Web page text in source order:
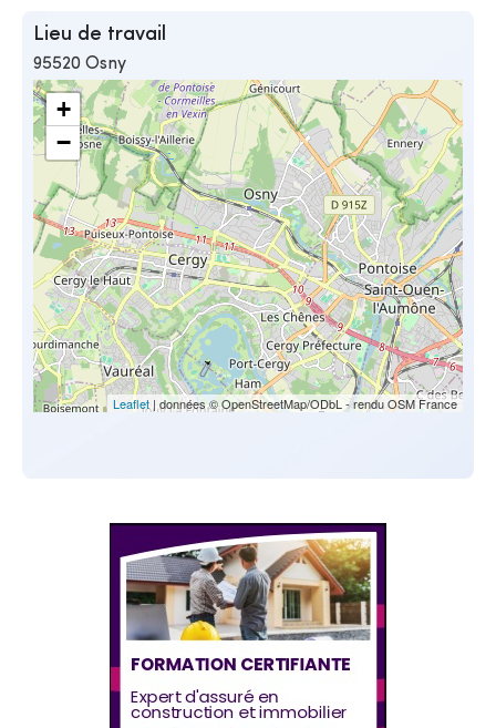
Lieu de travail
95520 Osny
+
−
Leaflet | données © OpenStreetMap/ODbL - rendu OSM France